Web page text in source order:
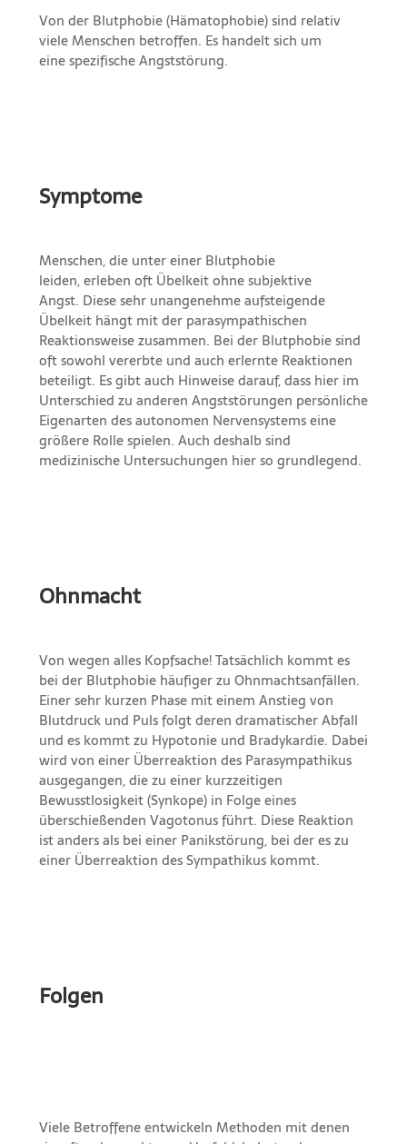
Von der Blutphobie (Hämatophobie) sind relativ
viele Menschen betroffen. Es handelt sich um
eine spezifische Angststörung.
Symptome
Menschen, die unter einer Blutphobie
leiden, erleben oft Übelkeit ohne subjektive
Angst. Diese sehr unangenehme aufsteigende
Übelkeit hängt mit der parasympathischen
Reaktionsweise zusammen. Bei der Blutphobie sind
oft sowohl vererbte und auch erlernte Reaktionen
beteiligt. Es gibt auch Hinweise darauf, dass hier im
Unterschied zu anderen Angststörungen persönliche
Eigenarten des autonomen Nervensystems eine
größere Rolle spielen. Auch deshalb sind
medizinische Untersuchungen hier so grundlegend.
Ohnmacht
Von wegen alles Kopfsache! Tatsächlich kommt es
bei der Blutphobie häufiger zu Ohnmachtsanfällen.
Einer sehr kurzen Phase mit einem Anstieg von
Blutdruck und Puls folgt deren dramatischer Abfall
und es kommt zu Hypotonie und Bradykardie. Dabei
wird von einer Überreaktion des Parasympathikus
ausgegangen, die zu einer kurzzeitigen
Bewusstlosigkeit (Synkope) in Folge eines
überschießenden Vagotonus führt. Diese Reaktion
ist anders als bei einer Panikstörung, bei der es zu
einer Überreaktion des Sympathikus kommt.
Folgen
Viele Betroffene entwickeln Methoden mit denen